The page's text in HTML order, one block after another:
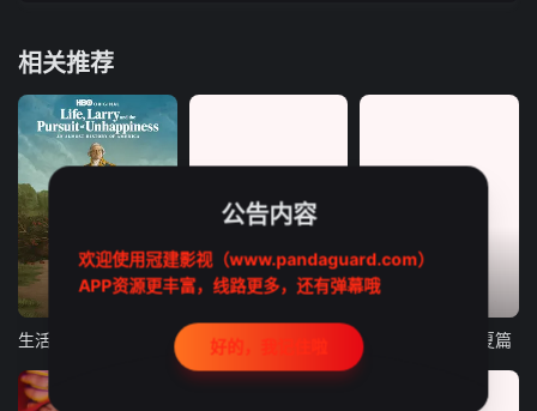
相关推荐
更新第07集 更新第05集
直到T恤干透 晚酌的流派5：夏篇
公告内容
欢迎使用冠建影视（www.pandaguard.com）
APP资源更丰富，线路更多，还有弹幕哦
好的，我记住啦